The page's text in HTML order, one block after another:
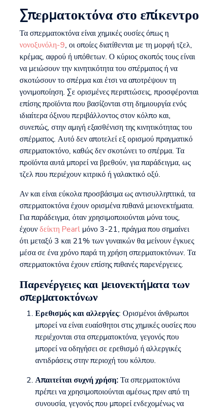
Σπερματοκτόνα στο επίκεντρο
Τα σπερματοκτόνα είναι χημικές ουσίες όπως η
νονοξυνόλη-9, οι οποίες διατίθενται με τη μορφή τζελ,
κρέμας, αφρού ή υπόθετων. Ο κύριος σκοπός τους είναι
να μειώσουν την κινητικότητα του σπέρματος ή να
σκοτώσουν το σπέρμα και έτσι να αποτρέψουν τη
γονιμοποίηση. Σε ορισμένες περιπτώσεις, προσφέρονται
επίσης προϊόντα που βασίζονται στη δημιουργία ενός
ιδιαίτερα όξινου περιβάλλοντος στον κόλπο και,
συνεπώς, στην αμιγή εξασθένιση της κινητικότητας του
σπέρματος. Αυτό δεν αποτελεί εξ ορισμού πραγματικό
σπερματοκτόνο, καθώς δεν σκοτώνει το σπέρμα. Τα
προϊόντα αυτά μπορεί να βρεθούν, για παράδειγμα, ως
τζελ που περιέχουν κιτρικό ή γαλακτικό οξύ.
Αν και είναι εύκολα προσβάσιμα ως αντισυλληπτικά, τα
σπερματοκτόνα έχουν ορισμένα πιθανά μειονεκτήματα.
Για παράδειγμα, όταν χρησιμοποιούνται μόνα τους,
έχουνδείκτη Pearl μόνο 3-21, πράγμα που σημαίνει
ότι μεταξύ 3 και 21% των γυναικών θα μείνουν έγκυες
μέσα σε ένα χρόνο παρά τη χρήση σπερματοκτόνων. Τα
σπερματοκτόνα έχουν επίσης πιθανές παρενέργειες.
Παρενέργειες και μειονεκτήματα των
σπερματοκτόνων
Ερεθισμός και αλλεργίες: Ορισμένοι άνθρωποι
μπορεί να είναι ευαίσθητοι στις χημικές ουσίες που
περιέχονται στα σπερματοκτόνα, γεγονός που
μπορεί να οδηγήσει σε ερεθισμό ή αλλεργικές
αντιδράσεις στην περιοχή του κόλπου.
Απαιτείται συχνή χρήση:Τα σπερματοκτόνα
πρέπει να χρησιμοποιούνται αμέσως πριν από τη
συνουσία, γεγονός που μπορεί ενδεχομένως να